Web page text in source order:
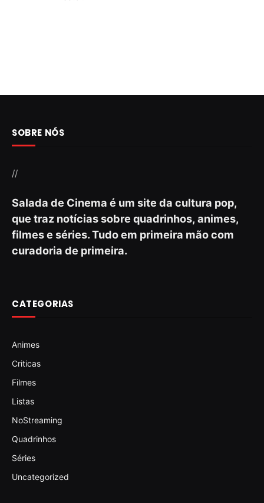
SOBRE NÓS
//
Salada de Cinema é um site da cultura pop,
que traz notícias sobre quadrinhos, animes,
filmes e séries. Tudo em primeira mão com
curadoria de primeira.
CATEGORIAS
Animes
Criticas
Filmes
Listas
NoStreaming
Quadrinhos
Séries
Uncategorized